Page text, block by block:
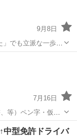
9月8日
」でも立派な一歩。
7月16日
等）ペン字・仮名
中型免許ドライバ